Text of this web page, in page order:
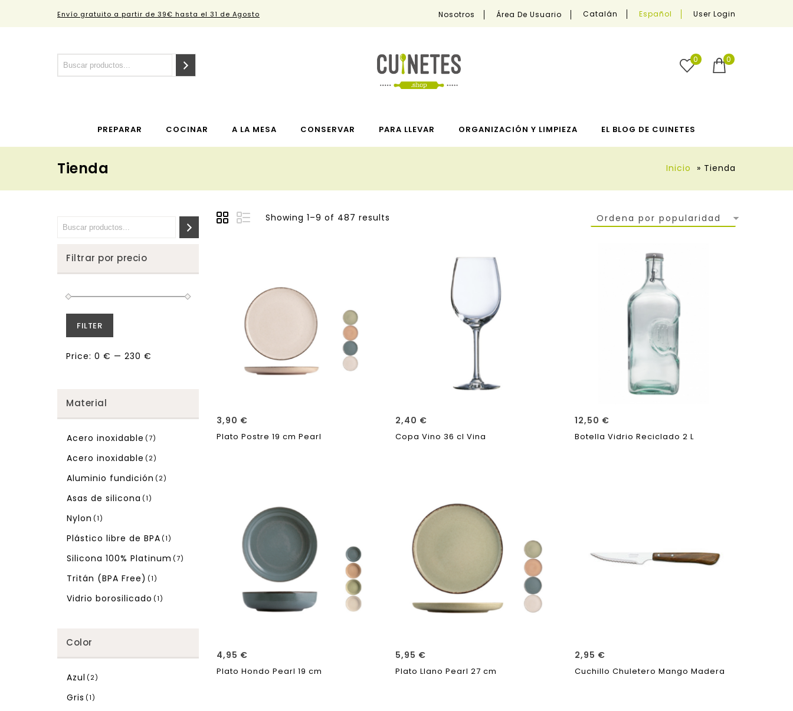
Envío gratuito a partir de 39€ hasta el 31 de Agosto Nosotros Área De Usuario Catalán Español User Login
0
0
PREPARAR COCINAR A LA MESA CONSERVAR PARA LLEVAR ORGANIZACIÓN Y LIMPIEZA EL BLOG DE CUINETES
Tienda Inicio » Tienda
Showing 1–9 of 487 results Ordena por popularidad
3,90 €
Plato Postre 19 cm Pearl
2,40 €
Copa Vino 36 cl Vina
12,50 €
Botella Vidrio Reciclado 2 L
4,95 €
Plato Hondo Pearl 19 cm
5,95 €
Plato Llano Pearl 27 cm
2,95 €
Cuchillo Chuletero Mango Madera
Filtrar por precio
FILTER
Price: 0 € — 230 €
Material
Acero inoxidable (7)
Acero inoxidable (2)
Aluminio fundición (2)
Asas de silicona (1)
Nylon (1)
Plástico libre de BPA (1)
Silicona 100% Platinum (7)
Tritán (BPA Free) (1)
Vidrio borosilicado (1)
Color
Azul (2)
Gris (1)